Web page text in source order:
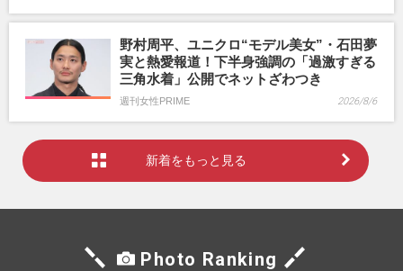
野村周平、ユニクロ“モデル美女”・石田夢
実と熱愛報道！下半身強調の「過激すぎる
三角水着」公開でネットざわつき
週刊女性PRIME 2026/8/6
新着をもっと見る
Photo Ranking